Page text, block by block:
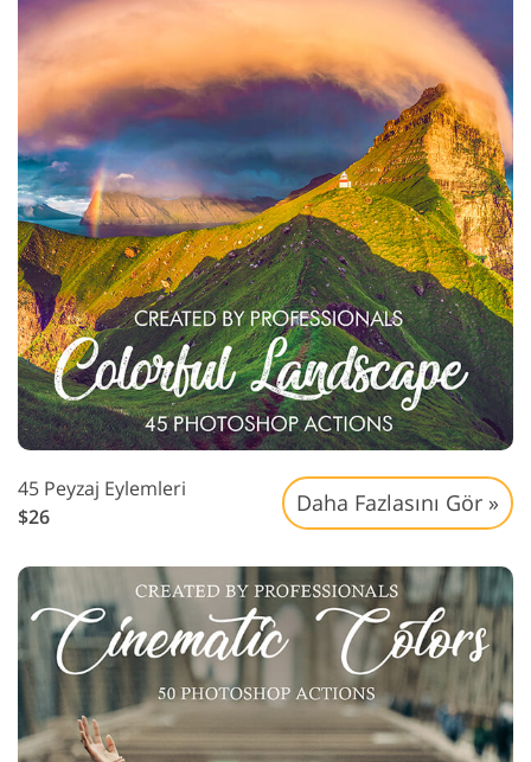
45 Peyzaj Eylemleri
$26
Daha Fazlasını Gör »